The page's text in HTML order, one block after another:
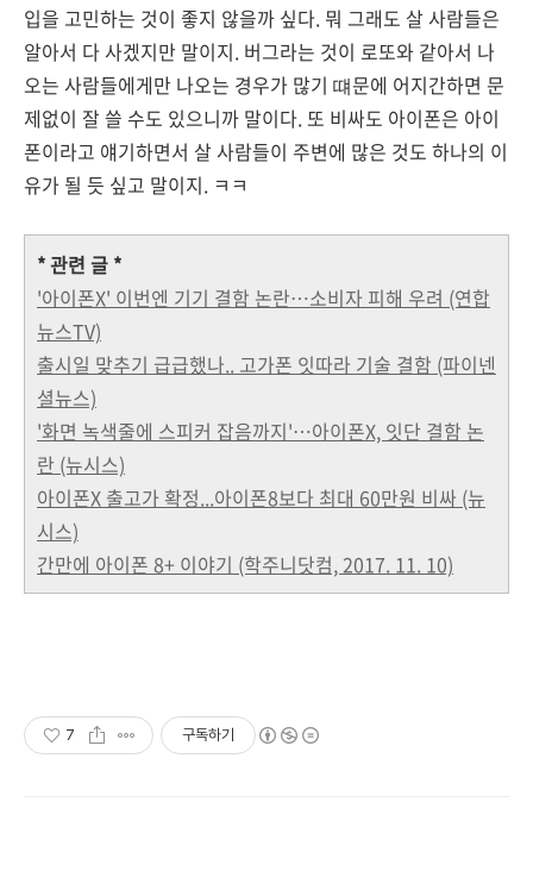
입을 고민하는 것이 좋지 않을까 싶다. 뭐 그래도 살 사람들은
알아서 다 사겠지만 말이지. 버그라는 것이 로또와 같아서 나
오는 사람들에게만 나오는 경우가 많기 떄문에 어지간하면 문
제없이 잘 쓸 수도 있으니까 말이다. 또 비싸도 아이폰은 아이
폰이라고 얘기하면서 살 사람들이 주변에 많은 것도 하나의 이
유가 될 듯 싶고 말이지. ㅋㅋ
* 관련 글 *
'아이폰X' 이번엔 기기 결함 논란…소비자 피해 우려 (연합
뉴스TV)
출시일 맞추기 급급했나.. 고가폰 잇따라 기술 결함 (파이넨
셜뉴스)
'화면 녹색줄에 스피커 잡음까지'…아이폰X, 잇단 결함 논
란 (뉴시스)
아이폰X 출고가 확정...아이폰8보다 최대 60만원 비싸 (뉴
시스)
간만에 아이폰 8+ 이야기 (학주니닷컴, 2017. 11. 10)
7 구독하기